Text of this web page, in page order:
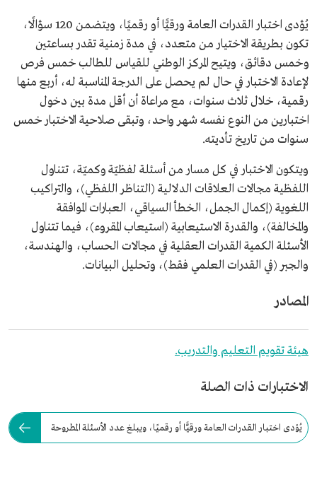
يُؤدى اختبار القدرات العامة ورقيًّا أو رقميًا، ويتضمن 120 سؤالًا،
تكون بطريقة الاختيار من متعدد، في مدة زمنية تقدر بساعتين
وخمس دقائق، ويتيح المركز الوطني للقياس للطالب خمس فرص
لإعادة الاختبار في حال لم يحصل على الدرجة المناسبة له، أربع منها
رقمية، خلال ثلاث سنوات، مع مراعاة أن أقل مدة بين دخول
اختبارين من النوع نفسه شهر واحد​، وتبقى صلاحية الاختبار خمس
سنوات من تاريخ تأديته.
ويتكون الاختبار في كل مسار من أسئلة لفظيّة وكميّة، تتناول
اللفظية مجالات العلاقات الدلالية (التناظر اللفظي)، والتراكيب
اللغوية (إكمال الجمل، الخطأ السياقي، العبارات الموافقة
والمخالفة)، والقدرة الاستيعابية (استيعاب المقروء)، فيما تتناول
الأسئلة الكمية القدرات العقلية في مجالات الحساب، والهندسة،
والجبر (في القدرات العلمي فقط)، وتحليل البيانات.​
المصادر
هيئة تقويم التعليم والتدريب.
الاختبارات ذات الصلة
يُؤدى اختبار القدرات العامة ورقيًّا أو رقميًا، ويبلغ عدد الأسئلة المطروحة